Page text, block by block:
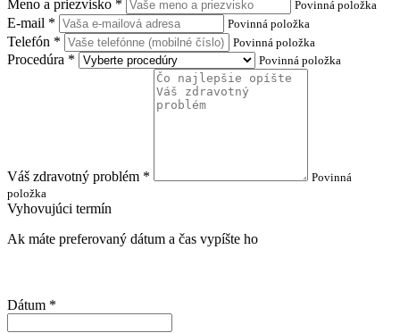
Meno a priezvisko * Povinná položka
E-mail * Povinná položka
Telefón * Povinná položka
Procedúra * Povinná položka
Váš zdravotný problém *
Povinná
položka
Vyhovujúci termín
Ak máte preferovaný dátum a čas vypíšte ho
Dátum *